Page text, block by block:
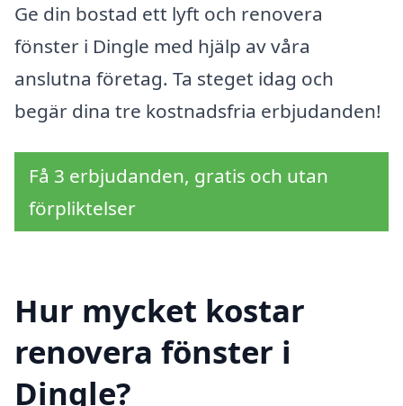
Ge din bostad ett lyft och renovera
fönster i Dingle med hjälp av våra
anslutna företag. Ta steget idag och
begär dina tre kostnadsfria erbjudanden!
Få 3 erbjudanden, gratis och utan
förpliktelser
Hur mycket kostar
renovera fönster i
Dingle?